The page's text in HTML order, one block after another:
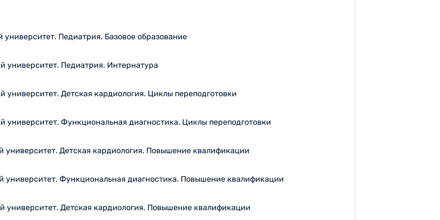
Педиатрия. Базовое образование
Педиатрия. Интернатура
Детская кардиология. Циклы переподготовки
Функциональная диагностика. Циклы переподготовки
Детская кардиология. Повышение квалификации
Функциональная диагностика. Повышение квалификации
Детская кардиология. Повышение квалификации